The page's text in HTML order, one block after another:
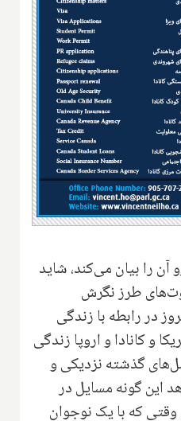
آن را بیان می‌کند، شاید
طرز نگرش
در رابطه با زندگی
و کانادا و اروپا زندگی
گذشته نزدیکی و
این گونه مسایل در
وقتی که با یک نوجوان